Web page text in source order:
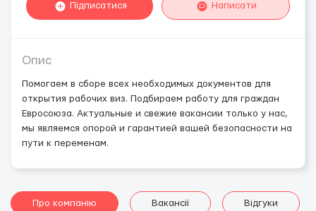
Підписатися Написати
Опис
Помогаем в сборе всех необходимых документов для
открытия рабочих виз. Подбираем работу для граждан
Евросоюза. Актуальные и свежие вакансии только у нас,
мы являемся опорой и гарантией вашей безопасности на
пути к переменам.
Про компанію Вакансії Відгуки